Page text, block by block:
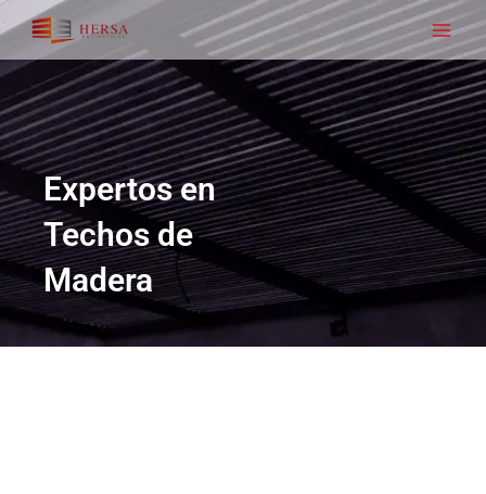
al
contenido
Main
Expertos en
Techos de
Madera